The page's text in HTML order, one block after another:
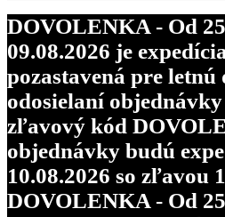
DOVOLENKA - Od
09.08.2026 je
pozastavená pre
odosielaní
zľavový kód
objednávky budú
10.08.2026 so zľavou
DOVOLENKA - Od